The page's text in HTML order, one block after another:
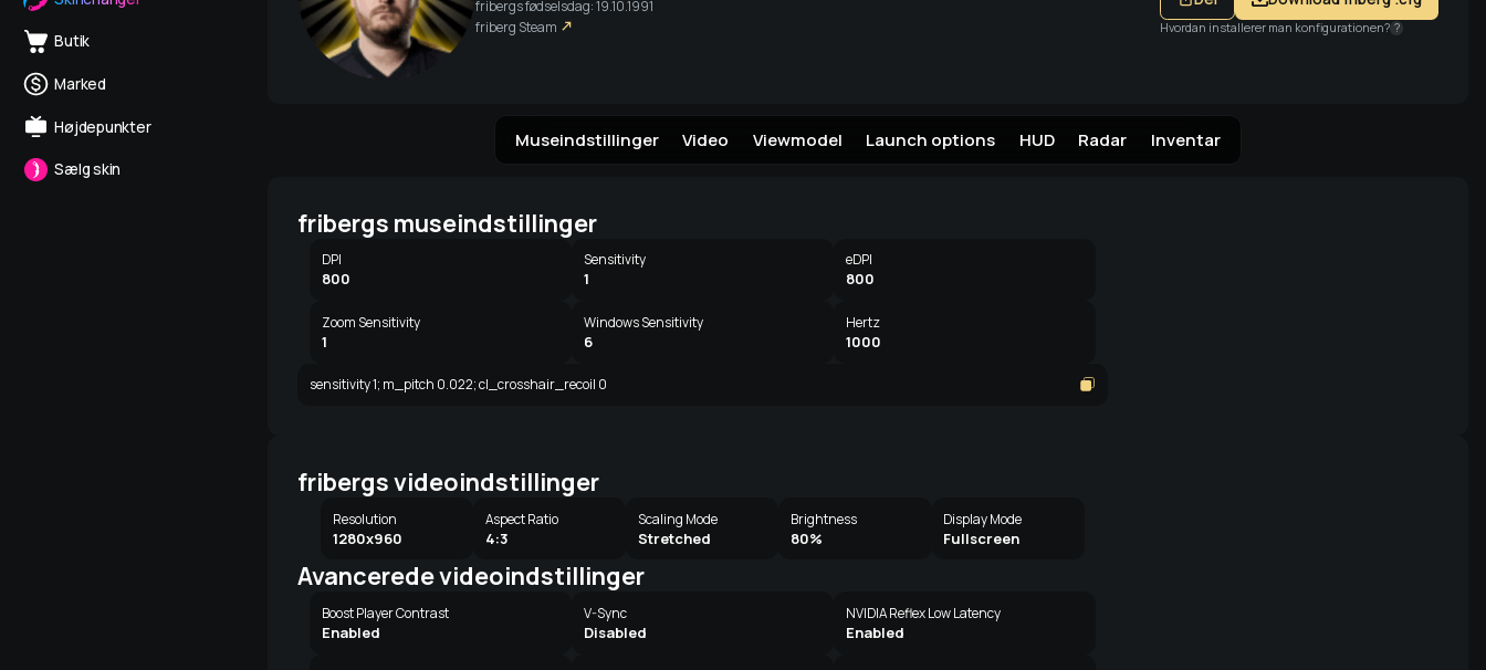
Butik
Marked
Højdepunkter
Sælg skin
fribergs fødselsdag: 19.10.1991
friberg Steam Hvordan installerer man konfigurationen? ?
Museindstillinger Video Viewmodel Launch options HUD Radar Inventar
fribergs museindstillinger
DPI
800
Sensitivity
1
eDPI
800
Zoom Sensitivity
1
Windows Sensitivity
6
Hertz
1000
sensitivity 1; m_pitch 0.022; cl_crosshair_recoil 0
fribergs videoindstillinger
Resolution
1280x960
Aspect Ratio
4:3
Scaling Mode
Stretched
Brightness
80%
Display Mode
Fullscreen
Avancerede videoindstillinger
Boost Player Contrast
Enabled
V-Sync
Disabled
NVIDIA Reflex Low Latency
Enabled